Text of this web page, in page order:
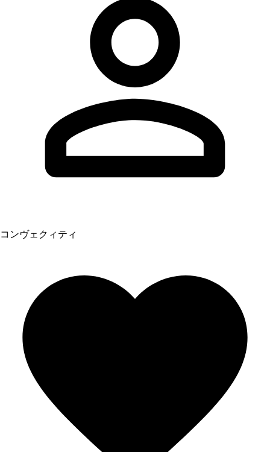
コンヴェクィティ